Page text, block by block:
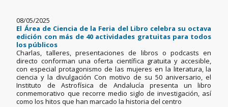
08/05/2025
El Área de Ciencia de la Feria del Libro celebra su octava
edición con más de 40 actividades gratuitas para todos
los públicos
Charlas, talleres, presentaciones de libros o podcasts en
directo conforman una oferta científica gratuita y accesible,
con especial protagonismo de las mujeres en la literatura, la
ciencia y la divulgación Con motivo de su 50 aniversario, el
Instituto de Astrofísica de Andalucía presenta un libro
conmemorativo que recorre medio siglo de investigación, así
como los hitos que han marcado la historia del centro